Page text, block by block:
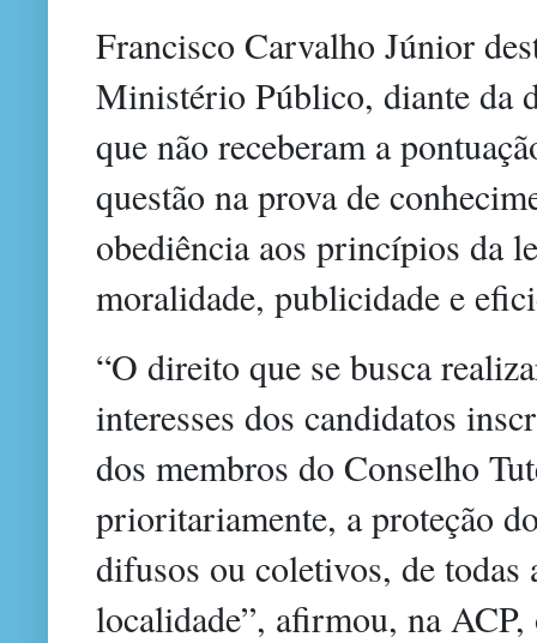
Francisco Carvalho Júnior
Ministério Público, diante da
que não receberam a
questão na prova de
obediência aos princípios da
moralidade, publicidade e
“O direito que se busca
interesses dos candidatos
dos membros do Conselho
prioritariamente, a proteção
difusos ou coletivos, de todas
localidade”, afirmou, na